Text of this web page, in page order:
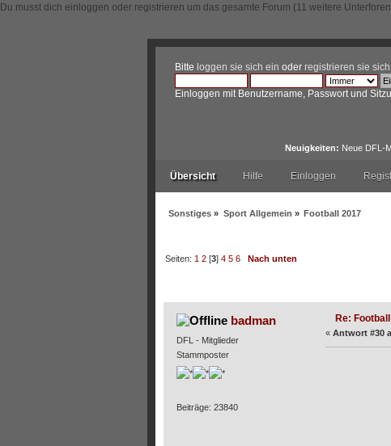
Du musst dich einloggen oder registrieren um das gesamte Forum (11 weitere
Bitte loggen sie sich ein oder registrieren sie sich
Einloggen mit Benutzername, Passwort und
Neuigkeiten: Neue DFL-
Übersicht Hilfe Einloggen
Sonstiges » Sport Allgemein » Football 2017
Seiten: 1 2 [3]4 5 6 Nach unten
badman
DFL - Mitglieder
Stammposter
Beiträge: 23840
Re:
« Antwort #30